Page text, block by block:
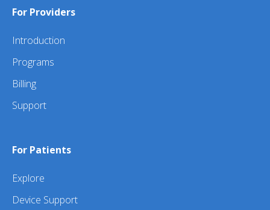
For Providers
Introduction
Programs
Billing
Support
For Patients
Explore
Device Support